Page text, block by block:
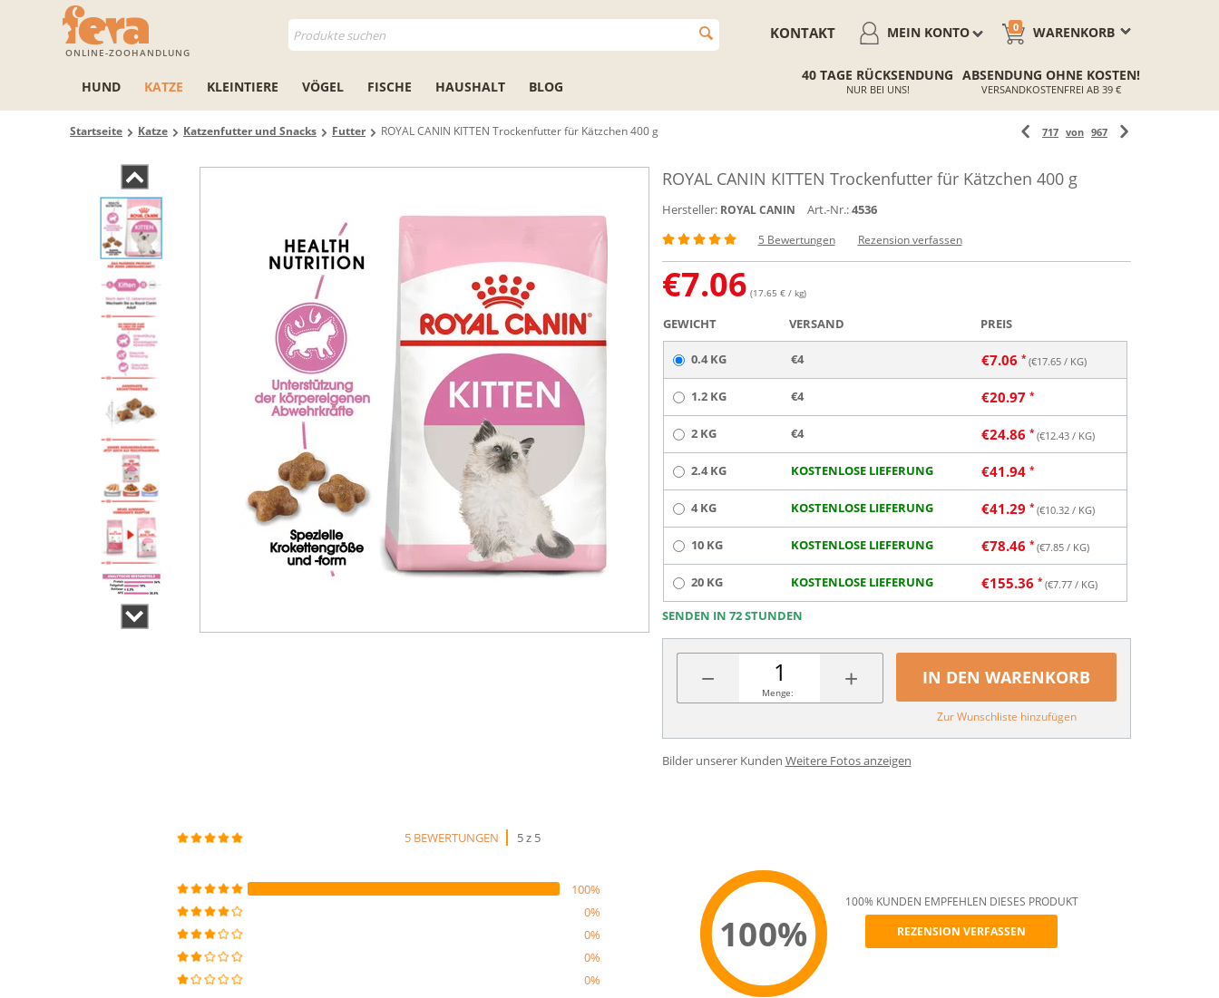
ONLINE-ZOOHANDLUNG
WARENKORB
0
MEIN KONTO
KONTAKT
HUND KATZE KLEINTIERE VÖGEL FISCHE HAUSHALT BLOG
40 TAGE RÜCKSENDUNG
NUR BEI UNS!
ABSENDUNG OHNE KOSTEN!
VERSANDKOSTENFREI AB 39 €
Startseite Katze Katzenfutter und Snacks Futter ROYAL CANIN KITTEN Trockenfutter für Kätzchen 400 g 717 von 967
ROYAL CANIN KITTEN Trockenfutter für Kätzchen 400 g
Hersteller: ROYAL CANIN Art.-Nr.:4536
5 Bewertungen Rezension verfassen
€7.06 (17.65 € / kg)
GEWICHT VERSAND PREIS
0.4 KG €4 €7.06 (€17.65/ KG)
1.2 KG €4 €20.97
2 KG €4 €24.86 (€12.43/ KG)
2.4 KG KOSTENLOSE LIEFERUNG €41.94
4 KG KOSTENLOSE LIEFERUNG €41.29 (€10.32/ KG)
10 KG KOSTENLOSE LIEFERUNG €78.46 (€7.85/ KG)
20 KG KOSTENLOSE LIEFERUNG €155.36 (€7.77/ KG)
SENDEN IN 72 STUNDEN
− +
Menge:
IN DEN WARENKORB
Zur Wunschliste hinzufügen
Bilder unserer Kunden Weitere Fotos anzeigen
5 BEWERTUNGEN 5 z 5
100%
0%
0%
0%
0%
100%
100% KUNDEN EMPFEHLEN DIESES PRODUKT
REZENSION VERFASSEN